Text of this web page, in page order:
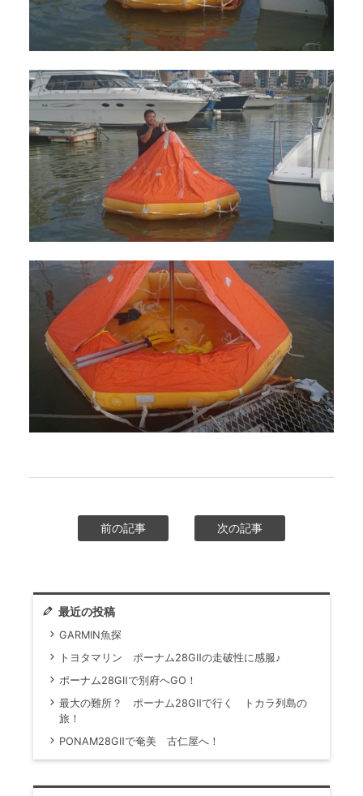
前の記事 次の記事
最近の投稿
GARMIN魚探
トヨタマリン ポーナム28GⅡの走破性に感服♪
ポーナム28GⅡで別府へGO！
最大の難所？ ポーナム28GⅡで行く トカラ列島の
旅！
PONAM28GⅡで奄美 古仁屋へ！